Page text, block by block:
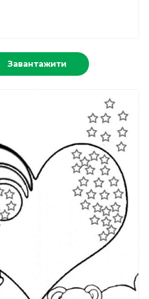
Завантажити